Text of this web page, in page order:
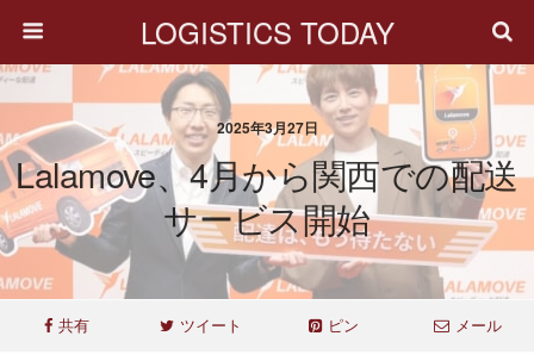
LOGISTICS TODAY
2025年3月27日
Lalamove、4月から関西での配送
サービス開始
共有 ツイート ピン メール